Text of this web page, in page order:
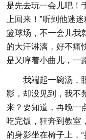
是先去玩一会儿吧！
上回来！”听到他迷
篮球场，不一会儿我
的大汗淋漓，好不痛
是又哼着小曲儿，一
我端起一碗汤，
影，却没见到，我不
来？要知道，再晚一
吃完饭，狂奔到教室
的身影坐在椅子上，